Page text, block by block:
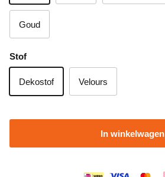
Goud
Stof
Dekostof Velours
In winkelwagen